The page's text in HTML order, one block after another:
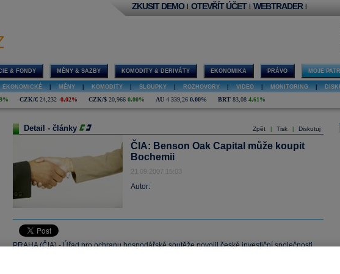
ZKUSIT DEMO | OTEVŘÍT ÚČET | WEBTRADER |
& FONDY MĚNY & SAZBY KOMODITY & DERIVÁTY EKONOMIKA PRÁVO MOJE
EKONOMICKÉ MĚNY KOMODITY SLOUPKY ROZHOVORY VIDEO MONITORING
CZK/€ 24,232 -0,02% CZK/$ 20,966 0,00% AU 4 339,26 0,00% BRT 83,08 4,61%
Zpět Tisk Diskutuj
Detail - články
ČIA: Benson Oak Capital může koupit
Bochemii
21.09.2007 15:03
Autor:
PRAHA (ČIA) - Úřad pro ochranu hospodářské soutěže povolil české investiční společnosti